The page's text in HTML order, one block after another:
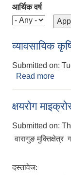
आर्थिक वर्ष
व्यावसायिक
Submitted on:
Read more
क्षयरोग
Submitted on:
वारागुङ
दस्तावेज: